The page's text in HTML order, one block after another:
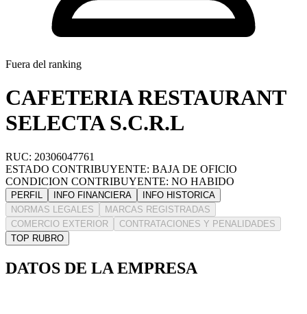
Fuera del ranking
CAFETERIA RESTAURANT
SELECTA S.C.R.L
RUC: 20306047761
ESTADO CONTRIBUYENTE: BAJA DE OFICIO
CONDICION CONTRIBUYENTE: NO HABIDO
PERFIL INFO FINANCIERA
INFO HISTORICA
NORMAS LEGALES
MARCAS REGISTRADAS
COMERCIO EXTERIOR
CONTRATACIONES Y PENALIDADES
TOP RUBRO
DATOS DE LA EMPRESA